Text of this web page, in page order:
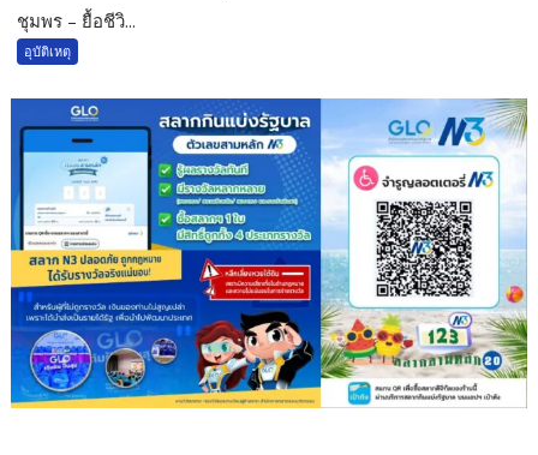
ชุมพร – ยื้อชีวิ...
อุบัติเหตุ